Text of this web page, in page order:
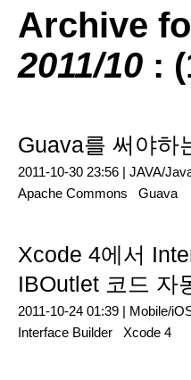
Archive
2011/10 :
Guava를 써야하
2011-10-30 23:56 | JAVA/
Apache Commons
Guava
Xcode 4에서
IBOutlet 코드 자
2011-10-24 01:39 | Mobile/
Interface Builder
Xcode 4